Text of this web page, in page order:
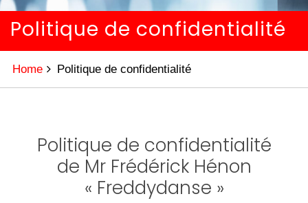
Politique de confidentialité
Home Politique de confidentialité
Politique de confidentialité
de Mr Frédérick Hénon
« Freddydanse »